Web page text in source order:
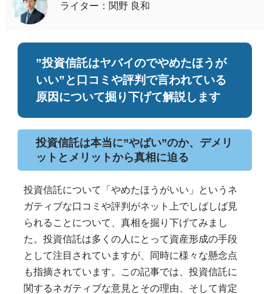
ライター：関野 良和
”投資信託はヤバイのでやめたほうが
いい”と口コミや評判で言われている
原因について掘り下げて解説します
投資信託は本当に”やばい”のか、デメリ
ットとメリットから真相に迫る
投資信託について「やめたほうがいい」というネ
ガティブな口コミや評判がネット上でしばしば見
られることについて、真相を掘り下げてみまし
た。投資信託は多くの人にとって資産形成の手段
として注目されていますが、同時に様々な懸念点
も指摘されています。この記事では、投資信託に
関するネガティブな意見とその理由、そして肯定